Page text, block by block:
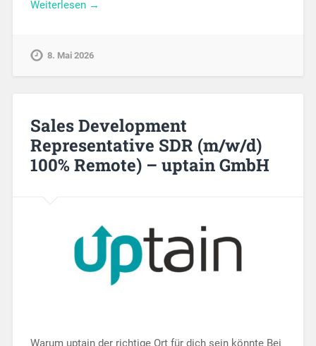
Weiterlesen →
8. Mai 2026
Sales Development
Representative SDR (m/w/d)
100% Remote) – uptain GmbH
Warum uptain der richtige Ort für dich sein könnte Bei